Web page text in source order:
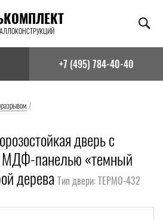
+7 (495) 784-40-40
/
дверь с
МДФ-панелью «темный
дерева Тип двери: ТЕРМО-432